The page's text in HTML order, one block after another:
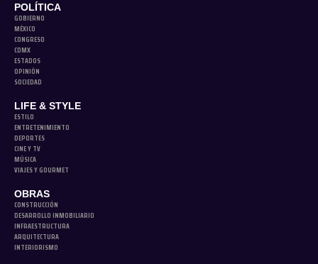
POLÍTICA
GOBIERNO
MÉXICO
CONGRESO
CDMX
ESTADOS
OPINIÓN
SOCIEDAD
LIFE & STYLE
ESTILO
ENTRETENIMIENTO
DEPORTES
CINE Y TV
MÚSICA
VIAJES Y GOURMET
OBRAS
CONSTRUCCIÓN
DESARROLLO INMOBILIARIO
INFRAESTRUCTURA
ARQUITECTURA
INTERIORISMO